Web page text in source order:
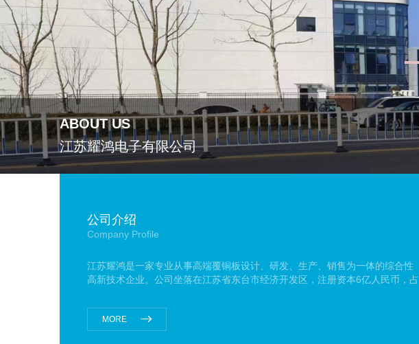
ABOUT US
江苏耀鸿电子有限公司
公司介绍
Company Profile
江苏耀鸿是一家专业从事高端覆铜板设计、研发、生产、销售为一体的综合性
高新技术企业。公司坐落在江苏省东台市经济开发区，注册资本6亿人民币，占
高速等高档覆铜基板600万张/年，多层板连接片1800万米/年，总投资12亿人民
币，···
MORE